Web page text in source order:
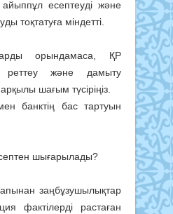
есептеуді және
тоқтатуға міндетті.
орындамаса, ҚР
және дамыту
шағым түсіріңіз.
банктің бас тартуын
шығарылады?
заңбұзушылықтар
фактілерді растаған